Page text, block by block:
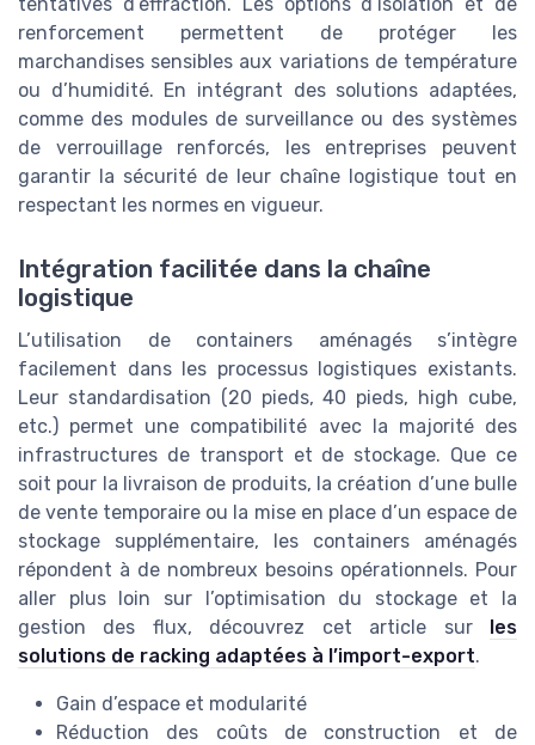
renforcement permettent de protéger les
marchandises sensibles aux variations de température
ou d’humidité. En intégrant des solutions adaptées,
comme des modules de surveillance ou des systèmes
de verrouillage renforcés, les entreprises peuvent
garantir la sécurité de leur chaîne logistique tout en
respectant les normes en vigueur.
Intégration facilitée dans la chaîne
logistique
L’utilisation de containers aménagés s’intègre
facilement dans les processus logistiques existants.
Leur standardisation (20 pieds, 40 pieds, high cube,
etc.) permet une compatibilité avec la majorité des
infrastructures de transport et de stockage. Que ce
soit pour la livraison de produits, la création d’une bulle
de vente temporaire ou la mise en place d’un espace de
stockage supplémentaire, les containers aménagés
répondent à de nombreux besoins opérationnels. Pour
aller plus loin sur l’optimisation du stockage et la
gestion des flux, découvrez cet article sur les
solutions de racking adaptées à l’import-export.
Gain d’espace et modularité
Réduction des coûts de construction et de